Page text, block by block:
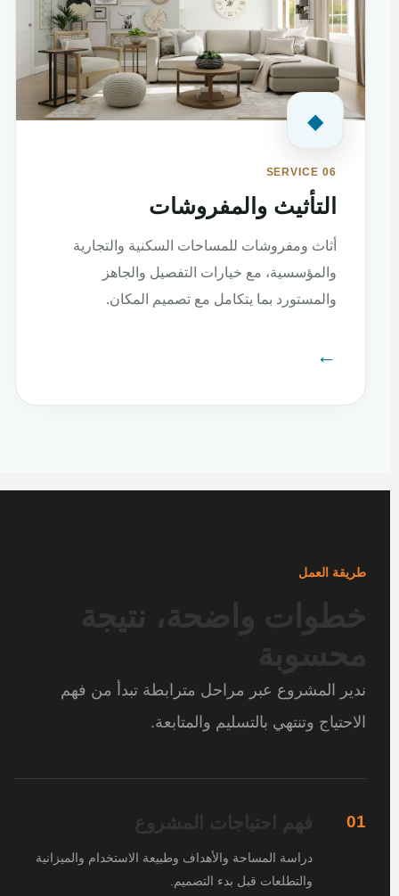
◆
SERVICE 06
التأثيث والمفروشات
أثاث ومفروشات للمساحات السكنية والتجارية
والمؤسسية، مع خيارات التفصيل والجاهز
والمستورد بما يتكامل مع تصميم المكان.
←
طريقة العمل
خطوات واضحة، نتيجة
محسوبة
ندير المشروع عبر مراحل مترابطة تبدأ من فهم
الاحتياج وتنتهي بالتسليم والمتابعة.
01 فهم احتياجات المشروع
دراسة المساحة والأهداف وطبيعة الاستخدام والميزانية
والتطلعات قبل بدء التصميم.